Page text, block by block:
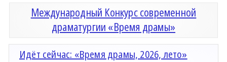
Международный Конкурс современной
драматургии «Время драмы»
Идёт сейчас: «Время драмы, 2026, лето»